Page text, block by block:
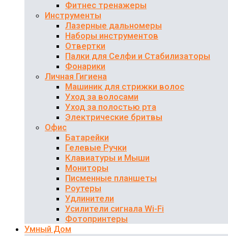
Фитнес тренажеры
Инструменты
Лазерные дальномеры
Наборы инструментов
Отвертки
Палки для Селфи и Стабилизаторы
Фонарики
Личная Гигиена
Машиник для стрижки волос
Уход за волосами
Уход за полостью рта
Электрические бритвы
Офис
Батарейки
Гелевые Ручки
Клавиатуры и Мыши
Мониторы
Писменные планшеты
Роутеры
Удлинители
Усилители сигнала Wi-Fi
Фотопринтеры
Умный Дом